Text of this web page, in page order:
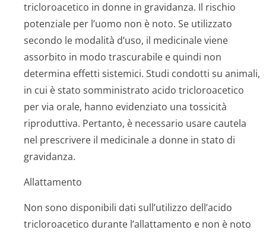
tricloroacetico in donne in gravidanza. Il rischio
potenziale per l’uomo non è noto. Se utilizzato
secondo le modalità d’uso, il medicinale viene
assorbito in modo trascurabile e quindi non
determina effetti sistemici. Studi condotti su animali,
in cui è stato somministrato acido tricloroacetico
per via orale, hanno evidenziato una tossicità
riproduttiva. Pertanto, è necessario usare cautela
nel prescrivere il medicinale a donne in stato di
gravidanza.
Allattamento
Non sono disponibili dati sull’utilizzo dell’acido
tricloroacetico durante l’allattamento e non è noto